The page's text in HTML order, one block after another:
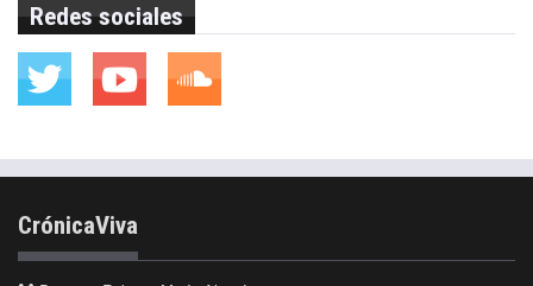
Redes sociales
CrónicaViva